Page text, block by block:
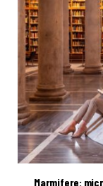
Marmifere: